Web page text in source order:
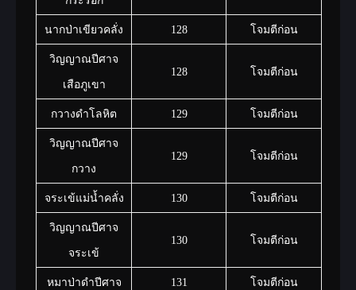
นากป่าเขียวคลั่ง 128 โจมตีก่อน
วิญญาณปีศาจ
เสือภูเขา
128 โจมตีก่อน
กวางดำโลหิต 129 โจมตีก่อน
วิญญาณปีศาจ
กวาง
129 โจมตีก่อน
จระเข้แม่น้ำคลั่ง 130 โจมตีก่อน
วิญญาณปีศาจ
จระเข้
130 โจมตีก่อน
หมาป่าดำปีศาจ 131 โจมตีก่อน